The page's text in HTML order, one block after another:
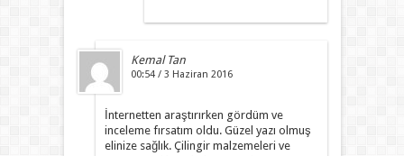
Kemal Tan
00:54 / 3 Haziran 2016
İnternetten araştırırken gördüm ve
inceleme fırsatım oldu. Güzel yazı olmuş
elinize sağlık. Çilingir malzemeleri ve